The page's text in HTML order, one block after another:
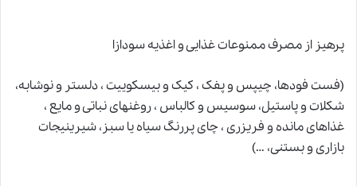
پرهیز از مصرف ممنوعات غذایی و اغذیه سودازا
(فست فودها، چیپس وپفک ، کیک و بیسکوییت ، دلستر و نوشابه،
شکلات و پاستیل، سوسیس و کالباس ، روغنهای نباتی و مایع ،
غذاهای مانده و فریزری ، چای پررنگ سیاه یا سبز، شیرینیجات
بازاری و بستنی، …)